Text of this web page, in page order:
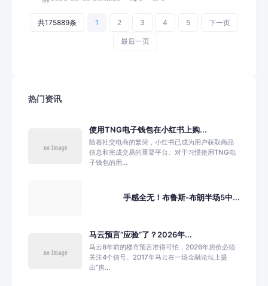
共175889条 1 2 3 4 5 下一页
最后一页
热门资讯
使用TNG电子钱包在小红书上购...
随着社交电商的繁荣，小红书已成为用户获取商品
信息和完成交易的重要平台。对于习惯使用TNG电
子钱包的用...
手感全无！布鲁斯-布朗半场5中...
马云预言“应验”了？2026年...
马云8年前的楼市预言准得可怕，2026年房价必须
关注4个信号。2017年马云在一场金融论坛上提
出“房...